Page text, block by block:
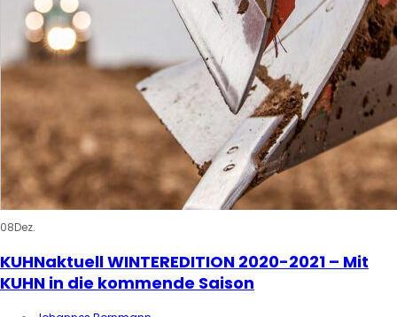
08Dez.
KUHNaktuell WINTEREDITION 2020-2021 – Mit
KUHN in die kommende Saison